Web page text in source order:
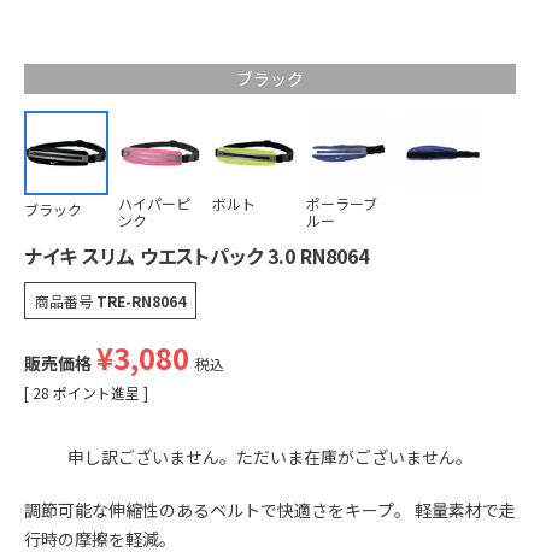
ブラック
ブラック
ハイパーピ
ンク
ボルト
ポーラーブ
ルー
ナイキ スリム ウエストパック 3.0 RN8064
商品番号 TRE-RN8064
販売価格 ¥3,080 税込
[ 28 ポイント進呈 ]
申し訳ございません。ただいま在庫がございません。
調節可能な伸縮性のあるベルトで快適さをキープ。 軽量素材で走
行時の摩擦を軽減。